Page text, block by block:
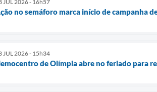
JUL 2026 - 16h57
no semáforo marca início de campanha
JUL 2026 - 15h34
de Olímpia abre no feriado para